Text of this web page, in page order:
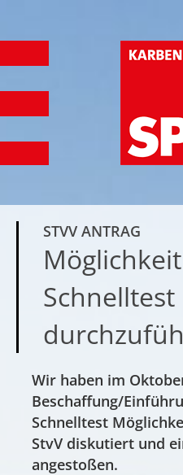
STVV ANTRAG
Schnelltest
Wir haben im
Beschaffung/
Schnelltest
StvV diskutiert und
angestoßen.